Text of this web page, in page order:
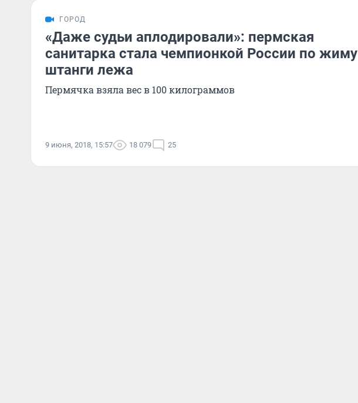
ГОРОД
«Даже судьи аплодировали»: пермская
санитарка стала чемпионкой России по жиму
штанги лежа
Пермячка взяла вес в 100 килограммов
9 июня, 2018, 15:57 18 079 25